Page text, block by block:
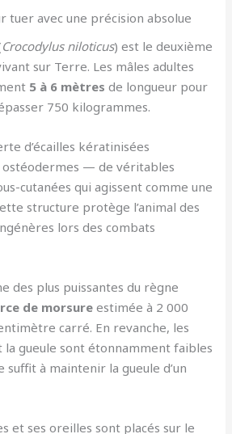
tuer avec une précision absolue
Crocodylus niloticus) est le deuxième
sur Terre. Les mâles adultes
5 à 6 mètres de longueur pour
750 kilogrammes.
d’écailles kératinisées
— de véritables
cutanées qui agissent comme une
structure protège l’animal des
lors des combats
des plus puissantes du règne
de morsure estimée à 2 000
carré. En revanche, les
la gueule sont étonnamment faibles
suffit à maintenir la gueule d’un
et ses oreilles sont placés sur le